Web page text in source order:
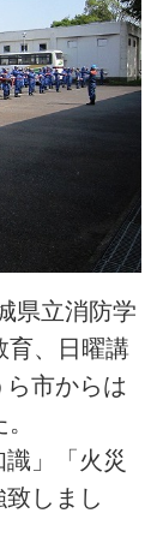
県立消防学
育、日曜講
市からは
」「火災
しまし